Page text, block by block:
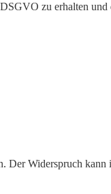
zu erhalten
Der Widerspruch kann